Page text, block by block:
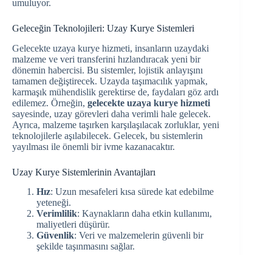
umuluyor.
Geleceğin Teknolojileri: Uzay Kurye Sistemleri
Gelecekte uzaya kurye hizmeti, insanların uzaydaki
malzeme ve veri transferini hızlandıracak yeni bir
dönemin habercisi. Bu sistemler, lojistik anlayışını
tamamen değiştirecek. Uzayda taşımacılık yapmak,
karmaşık mühendislik gerektirse de, faydaları göz ardı
edilemez. Örneğin, gelecekte uzaya kurye hizmeti
sayesinde, uzay görevleri daha verimli hale gelecek.
Ayrıca, malzeme taşırken karşılaşılacak zorluklar, yeni
teknolojilerle aşılabilecek. Gelecek, bu sistemlerin
yayılması ile önemli bir ivme kazanacaktır.
Uzay Kurye Sistemlerinin Avantajları
Hız: Uzun mesafeleri kısa sürede kat edebilme
yeteneği.
Verimlilik: Kaynakların daha etkin kullanımı,
maliyetleri düşürür.
Güvenlik: Veri ve malzemelerin güvenli bir
şekilde taşınmasını sağlar.